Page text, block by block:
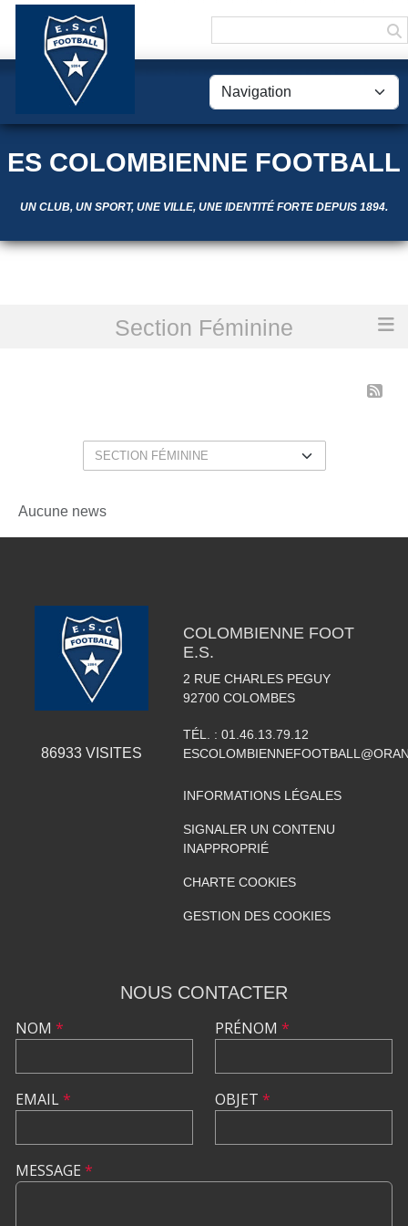
ES COLOMBIENNE FOOTBALL
UN CLUB, UN SPORT, UNE VILLE, UNE IDENTITÉ FORTE DEPUIS 1894.
Section Féminine
Les news
Aucune news
86933VISITES
COLOMBIENNE FOOT
E.S.
2 RUE CHARLES PEGUY
92700 COLOMBES
TÉL. : 01.46.13.79.12
INFORMATIONS LÉGALES
SIGNALER UN CONTENU
INAPPROPRIÉ
CHARTE COOKIES
GESTION DES COOKIES
NOUS CONTACTER
NOM *
EMAIL*
PRÉNOM *
OBJET *
MESSAGE *